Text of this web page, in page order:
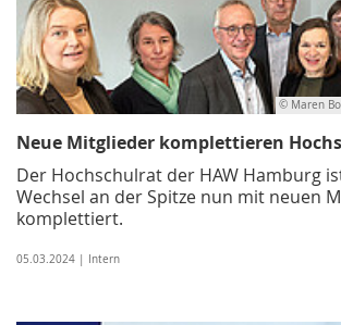
© Maren
Neue Mitglieder komplettieren
Der Hochschulrat der HAW Hamburg
Wechsel an der Spitze nun mit neuen
komplettiert.
05.03.2024 | Intern